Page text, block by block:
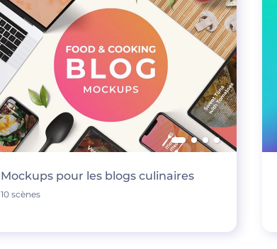
Mockups pour les blogs culinaires
10 scènes